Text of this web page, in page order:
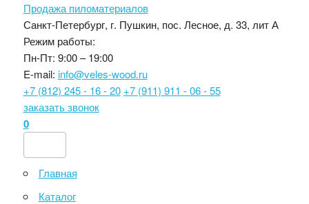
Продажа пиломатериалов
Санкт-Петербург, г. Пушкин, пос. Лесное, д. 33, лит А
Режим работы:
Пн-Пт: 9:00 – 19:00
E-mail: info@veles-wood.ru
+7 (812) 245 - 16 - 20 +7 (911) 911 - 06 - 55
заказать звонок
0
Главная
Каталог